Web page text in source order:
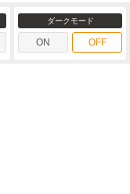
ダークモード
ON OFF